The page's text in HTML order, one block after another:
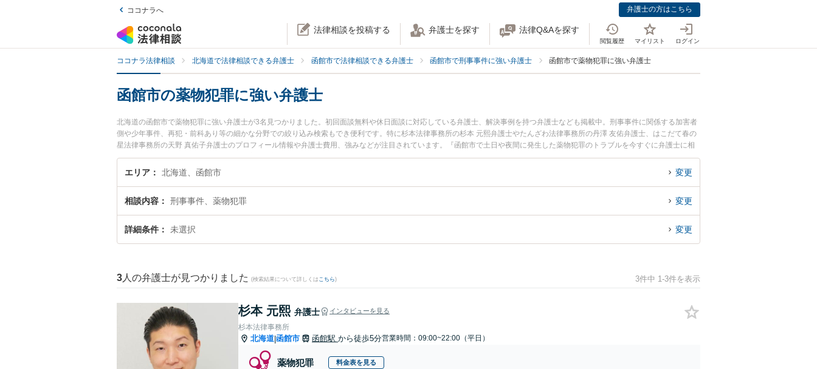
ココナラへ 弁護士の方はこちら
法律相談を投稿する 弁護士を探す 法律Q&Aを探す
閲覧履歴 マイリスト ログイン
ココナラ法律相談 北海道で法律相談できる弁護士 函館市で法律相談できる弁護士 函館市で刑事事件に強い弁護士 函館市で薬物犯罪に強い弁護士
函館市の薬物犯罪に強い弁護士
北海道の函館市で薬物犯罪に強い弁護士が3名見つかりました。初回面談無料や休日面談に対応している弁護士、解決事例を持つ弁護士なども掲載中。刑事事件に関係する加害者
側や少年事件、再犯・前科あり等の細かな分野での絞り込み検索もでき便利です。特に杉本法律事務所の杉本 元熙弁護士やたんざわ法律事務所の丹澤 友佑弁護士、はこだて春の
星法律事務所の天野 真佑子弁護士のプロフィール情報や弁護士費用、強みなどが注目されています。『函館市で土日や夜間に発生した薬物犯罪のトラブルを今すぐに弁護士に相
談したい』『薬物犯罪のトラブル解決の実績豊富な近くの弁護士を検索したい』『初回相談無料で薬物犯罪を法律相談できる函館市内の弁護士に相談予約したい』などでお困りの
相談者さんにおすすめです。
エリア 北海道、函館市 変更
相談内容 刑事事件、薬物犯罪 変更
詳細条件 未選択 変更
3 人の弁護士が見つかりました (検索結果について詳しくは こちら) 3件中 1-3件を表示
杉本 元熙 弁護士 インタビューを見る
杉本法律事務所
北海道|函館市 函館駅 から徒歩5分営業時間：09:00~22:00（平日）
薬物犯罪 料金表を見る